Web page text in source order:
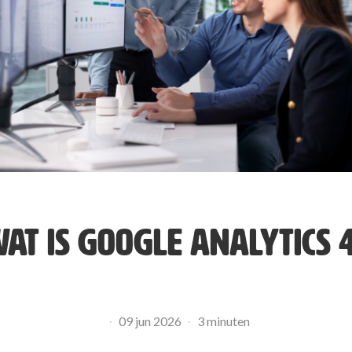
IS GOOGLE ANALYTICS
· 09 jun 2026 · 3 minuten